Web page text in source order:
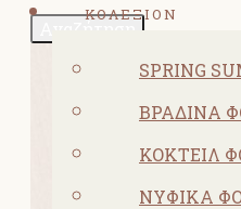
ΚΟΛΕΞΙΟΝ
SPRING
ΒΡΑΔΙΝΆ
ΚΟΚΤΕΙΛ
ΝΥΦΙΚΆ